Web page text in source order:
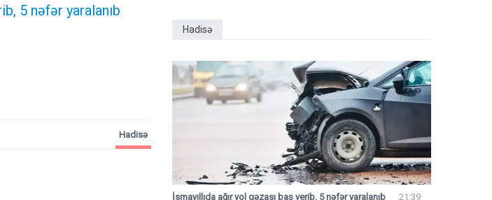
5 nəfər yaralanıb
Hadisə
Hadisə
İsmayıllıda ağır yol qəzası baş verib, 5 nəfər yaralanıb 21:39